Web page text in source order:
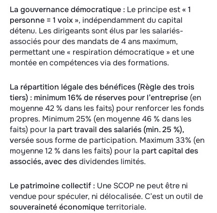
La gouvernance démocratique : Le principe est« 1
personne = 1 voix », indépendamment du capital
détenu. Les dirigeants sont élus par les salariés-
associés pour des mandats de 4 ans maximum,
permettant une « respiration démocratique » et une
montée en compétences via des formations.
La répartition légale des bénéfices (Règle des trois
tiers) : minimum 16% de réserves pour l’entreprise (en
moyenne 42 % dans les faits) pour renforcer les fonds
propres. Minimum 25% (en moyenne 46 % dans les
faits) pour la part travail des salariés (min. 25 %),
versée sous forme de participation. Maximum 33% (en
moyenne 12 % dans les faits) pour la part capital des
associés, avec desdividendes limités.
Le patrimoine collectif : Une SCOP ne peut être ni
vendue pour spéculer, ni délocalisée. C’est un outil de
souveraineté économiqueterritoriale.